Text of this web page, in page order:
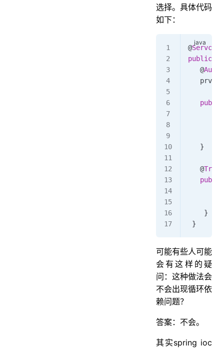
选择。具体代码
如下：
@Servcie
public
   @
   public
   }
   @
   public
    }
}
可能有些人可能
会有这样的疑
问：这种做法会
不会出现循环依
赖问题？
答案：不会。
其实spring ioc